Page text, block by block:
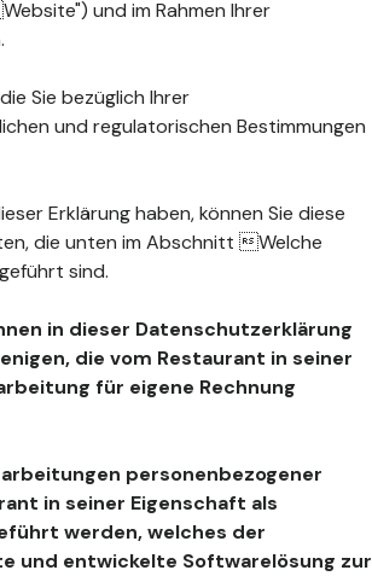
und im Rahmen Ihrer
Sie bezüglich Ihrer
und regulatorischen Bestimmungen
Erklärung haben, können Sie diese
die unten im Abschnitt Welche
sind.
in dieser Datenschutzerklärung
die vom Restaurant in seiner
für eigene Rechnung
personenbezogener
in seiner Eigenschaft als
werden, welches der
und entwickelte Softwarelösung zur